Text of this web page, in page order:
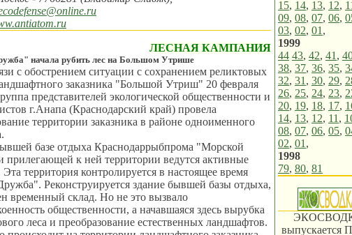
15, 14, 13, 12,
09, 08, 07, 06,
03, 02, 01 ,
1999
44 43, 42, 41 ,
38, 37, 36, 35,
32, 31 , 30, 29,
26, 25, 24, 23,
20, 19, 18, 17,
14, 13, 12, 11 ,
08, 07, 06, 05,
02, 01 ,
1998
79, 80, 81
выпускается
ЛЕСНАЯ КАМПАНИЯ
начала рубить лес на Большом Утрише
с обострением ситуации с сохранением реликтовых
заказника "Большой Утриш" 20 февраля
представителей экологической общественности и
г.Анапа (Краснодарский край) провела
территории заказника в районе одноименного
базе отдыха Краснодаррыбпрома "Морской
прилегающей к ней территории ведутся активные
территория контролируется в настоящее время
Реконструируется здание бывшей базы отдыха,
временный склад. Но не это вызвало
общественности, а начавшаяся здесь вырубка
леса и преобразование естественных ландшафтов.